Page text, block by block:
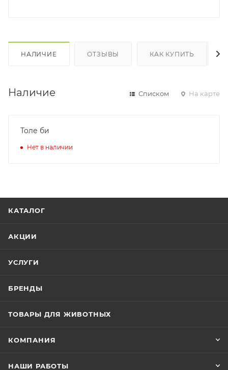
НАЛИЧИЕ ОТЗЫВЫ КАК КУПИТЬ
Наличие Списком На карте
Толе би
Нет в наличии
КАТАЛОГ
АКЦИИ
УСЛУГИ
БРЕНДЫ
ТОВАРЫ ДЛЯ ЖИВОТНЫХ
КОМПАНИЯ
НАШИ РАБОТЫ